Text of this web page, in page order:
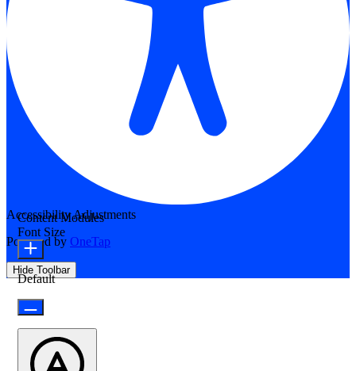
Accessibility Adjustments
Powered by OneTap
Hide Toolbar
Content Modules
Font Size
Default